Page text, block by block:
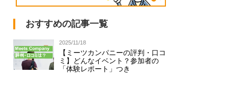
おすすめの記事一覧
2025/11/18
【ミーツカンパニーの評判・口コ
ミ】どんなイベント？参加者の
「体験レポート」つき